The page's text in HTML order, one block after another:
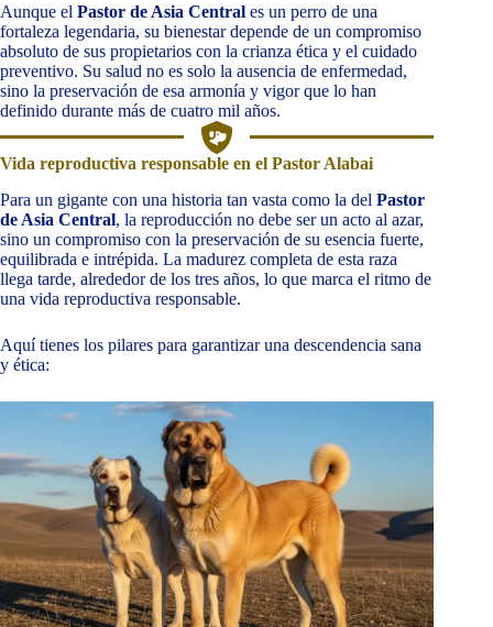
Aunque el Pastor de Asia Central es un perro de una
fortaleza legendaria, su bienestar depende de un compromiso
absoluto de sus propietarios con la crianza ética y el cuidado
preventivo. Su salud no es solo la ausencia de enfermedad,
sino la preservación de esa armonía y vigor que lo han
definido durante más de cuatro mil años.
Vida reproductiva responsable en el Pastor Alabai
Para un gigante con una historia tan vasta como la del Pastor
de Asia Central, la reproducción no debe ser un acto al azar,
sino un compromiso con la preservación de su esencia fuerte,
equilibrada e intrépida. La madurez completa de esta raza
llega tarde, alrededor de los tres años, lo que marca el ritmo de
una vida reproductiva responsable.
Aquí tienes los pilares para garantizar una descendencia sana
y ética: